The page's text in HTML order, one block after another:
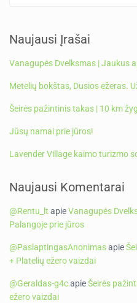
Naujausi Įrašai
Vanagupės Dvelksmas | Jaukus
Metelių bokštas, Dusios ežeras.
Šeirės pažintinis takas | 10 km
Jūsų namai prie jūros!
Lavender Village kaimo turizmo
Naujausi Komentarai
@Rentu_lt apieVanagupės
Palangoje prie jūros
@PaslaptingasAnonimasapie
+ Platelių ežero vaizdai
@Geraldas-g4capieŠeirės
ežero vaizdai